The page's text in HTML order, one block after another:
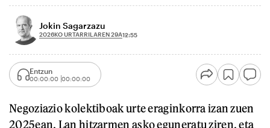
Jokin Sagarzazu
2026KO URTARRILAREN 29A12:55
Entzun
00:00:00 00:00:00
Negoziazio kolektiboak urte eraginkorra izan zuen
2025ean. Lan hitzarmen asko eguneratu ziren, eta